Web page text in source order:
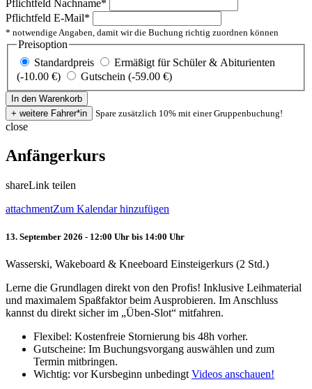
Pflichtfeld Nachname*
Pflichtfeld E-Mail*
* notwendige Angaben, damit wir die Buchung richtig zuordnen können
Preisoption
Standardpreis
Ermäßigt für Schüler & Abiturienten
(-10.00 €)
Gutschein (-59.00 €)
Spare zusätzlich 10% mit einer Gruppenbuchung!
close
Anfängerkurs
shareLink teilen
attachmentZum Kalendar hinzufügen
13. September 2026 - 12:00 Uhr bis 14:00 Uhr
Wasserski, Wakeboard & Kneeboard Einsteigerkurs (2 Std.)
Lerne die Grundlagen direkt von den Profis! Inklusive Leihmaterial
und maximalem Spaßfaktor beim Ausprobieren. Im Anschluss
kannst du direkt sicher im „Üben-Slot“ mitfahren.
Flexibel: Kostenfreie Stornierung bis 48h vorher.
Gutscheine: Im Buchungsvorgang auswählen und zum
Termin mitbringen.
Wichtig: vor Kursbeginn unbedingt Videos anschauen!